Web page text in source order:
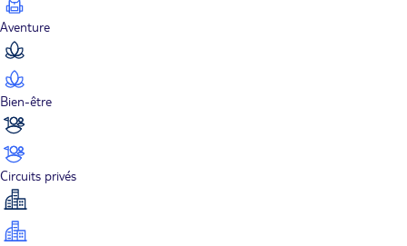
Aventure
Bien-être
Circuits privés